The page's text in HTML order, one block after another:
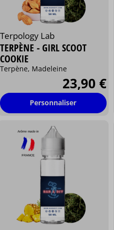
Terpology Lab
TERPÈNE - GIRL SCOOT
COOKIE
Terpène, Madeleine
23,90 €
Personnaliser